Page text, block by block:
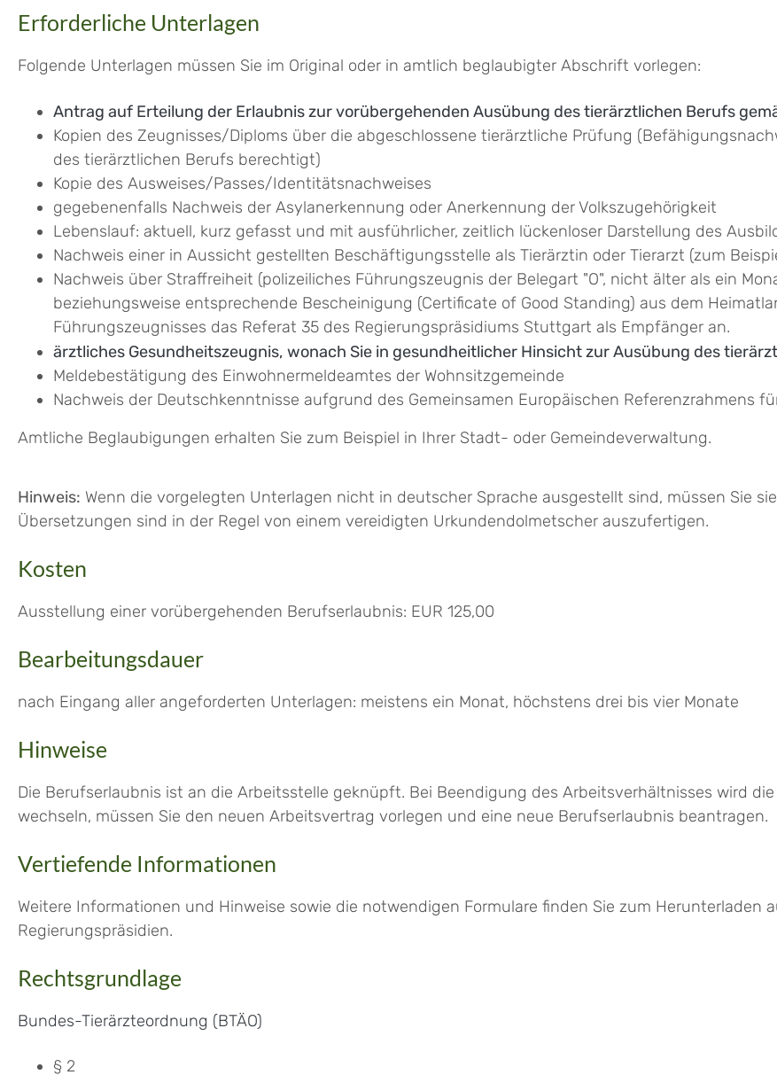
Erforderliche Unterlagen
Folgende Unterlagen müssen Sie im Original oder in amtlich beglaubigter Abschrift vorlegen:
Antrag auf Erteilung der Erlaubnis zur vorübergehenden Ausübung des tierärztlichen Berufs
Kopien des Zeugnisses/Diploms über die abgeschlossene tierärztliche Prüfung
des tierärztlichen Berufs berechtigt)
Kopie des Ausweises/Passes/Identitätsnachweises
gegebenenfalls Nachweis der Asylanerkennung oder Anerkennung der Volkszugehörigkeit
Lebenslauf: aktuell, kurz gefasst und mit ausführlicher, zeitlich lückenloser Darstellung des
Nachweis einer in Aussicht gestellten Beschäftigungsstelle als Tierärztin oder Tierarzt (zum
Nachweis über Straffreiheit (polizeiliches Führungszeugnis der Belegart "O", nicht älter als ein
beziehungsweise entsprechende Bescheinigung (Certificate of Good Standing) aus dem
Führungszeugnisses das Referat 35 des Regierungspräsidiums Stuttgart als Empfänger an.
ärztliches Gesundheitszeugnis, wonach Sie in gesundheitlicher Hinsicht zur Ausübung des
Meldebestätigung des Einwohnermeldeamtes der Wohnsitzgemeinde
Nachweis der Deutschkenntnisse aufgrund des Gemeinsamen Europäischen Referenzrahmens
Amtliche Beglaubigungen erhalten Sie zum Beispiel in Ihrer Stadt- oder Gemeindeverwaltung.
Hinweis: Wenn die vorgelegten Unterlagen nicht in deutscher Sprache ausgestellt sind, müssen Sie
Übersetzungen sind in der Regel von einem vereidigten Urkundendolmetscher auszufertigen.
Kosten
Ausstellung einer vorübergehenden Berufserlaubnis: EUR 125,00
Bearbeitungsdauer
nach Eingang aller angeforderten Unterlagen: meistens ein Monat, höchstens drei bis vier Monate
Hinweise
Die Berufserlaubnis ist an die Arbeitsstelle geknüpft. Bei Beendigung des Arbeitsverhältnisses wird
wechseln, müssen Sie den neuen Arbeitsvertrag vorlegen und eine neue Berufserlaubnis beantragen.
Vertiefende Informationen
Weitere Informationen und Hinweise sowie die notwendigen Formulare finden Sie zum Herunterladen
Regierungspräsidien.
Rechtsgrundlage
Bundes-Tierärzteordnung (BTÄO)
§ 2